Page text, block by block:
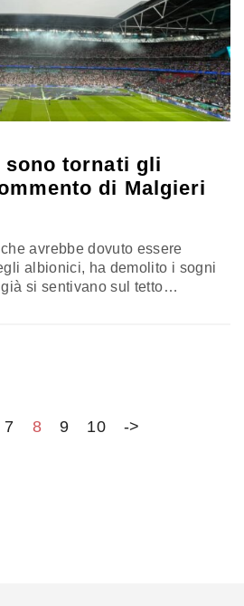
tornati gli
di Malgieri
avrebbe dovuto essere
albionici, ha demolito i sogni
si sentivano sul tetto
7 8 9 10 ->